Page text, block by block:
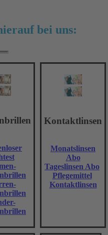
bei uns:
Kontaktlinsen
Monatslinsen
Abo
Tageslinsen Abo
Pflegemittel
Kontaktlinsen